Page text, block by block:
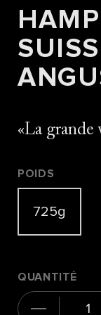
La grande
POIDS
725g
QUANTITÉ